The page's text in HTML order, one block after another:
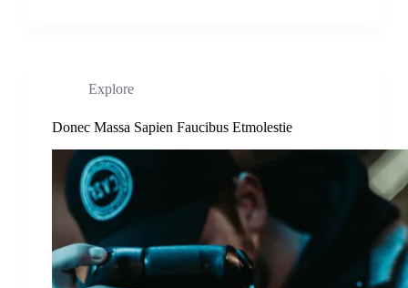
Explore
Donec Massa Sapien Faucibus Etmolestie